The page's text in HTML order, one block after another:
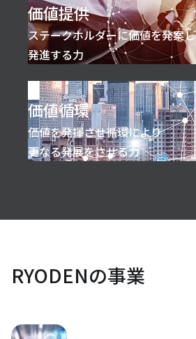
価値提供
ステークホルダーに価値を発案し
発進する力
価値循環
価値を発揮させ循環により
更なる発展をさせる力
RYODENの事業